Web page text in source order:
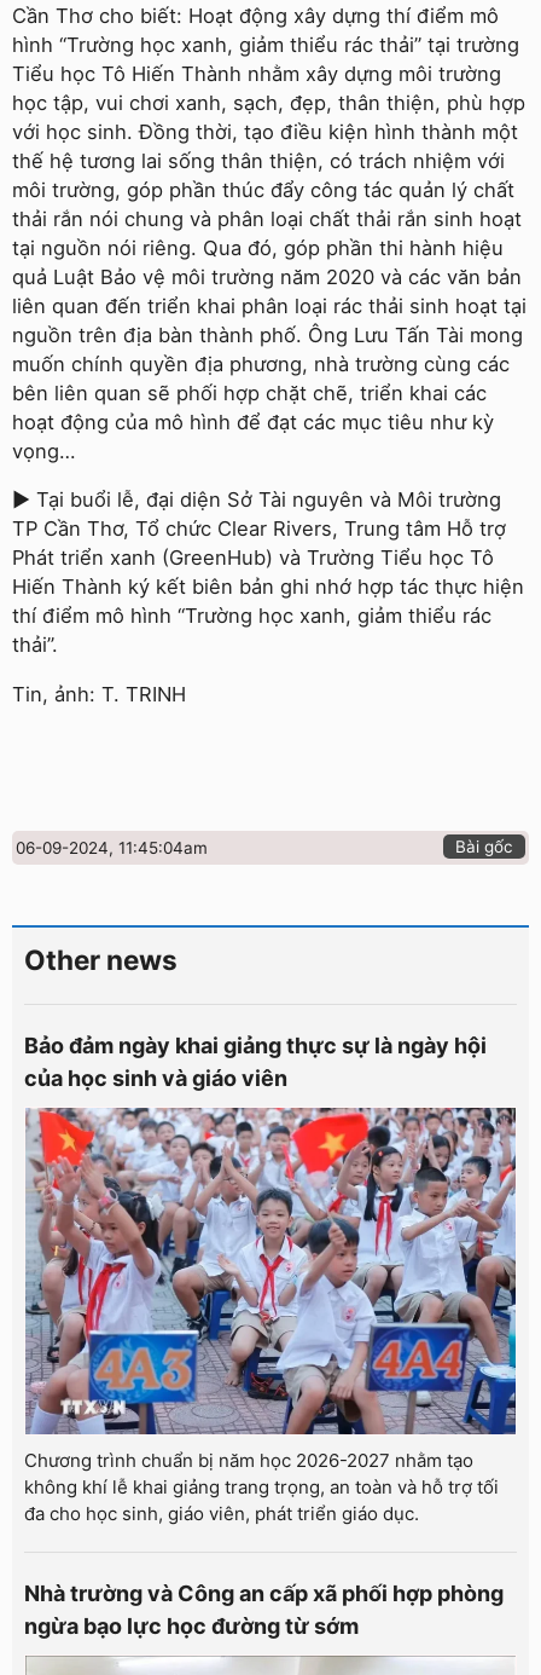
Cần Thơ cho biết: Hoạt động xây dựng thí điểm mô
hình “Trường học xanh, giảm thiểu rác thải” tại trường
Tiểu học Tô Hiến Thành nhằm xây dựng môi trường
học tập, vui chơi xanh, sạch, đẹp, thân thiện, phù hợp
với học sinh. Ðồng thời, tạo điều kiện hình thành một
thế hệ tương lai sống thân thiện, có trách nhiệm với
môi trường, góp phần thúc đẩy công tác quản lý chất
thải rắn nói chung và phân loại chất thải rắn sinh hoạt
tại nguồn nói riêng. Qua đó, góp phần thi hành hiệu
quả Luật Bảo vệ môi trường năm 2020 và các văn bản
liên quan đến triển khai phân loại rác thải sinh hoạt tại
nguồn trên địa bàn thành phố. Ông Lưu Tấn Tài mong
muốn chính quyền địa phương, nhà trường cùng các
bên liên quan sẽ phối hợp chặt chẽ, triển khai các
hoạt động của mô hình để đạt các mục tiêu như kỳ
vọng…
► Tại buổi lễ, đại diện Sở Tài nguyên và Môi trường
TP Cần Thơ, Tổ chức Clear Rivers, Trung tâm Hỗ trợ
Phát triển xanh (GreenHub) và Trường Tiểu học Tô
Hiến Thành ký kết biên bản ghi nhớ hợp tác thực hiện
thí điểm mô hình “Trường học xanh, giảm thiểu rác
thải”.
Tin, ảnh: T. TRINH
06-09-2024, 11:45:04am Bài gốc
Other news
Bảo đảm ngày khai giảng thực sự là ngày hội
của học sinh và giáo viên
Chương trình chuẩn bị năm học 2026-2027 nhằm tạo
không khí lễ khai giảng trang trọng, an toàn và hỗ trợ tối
đa cho học sinh, giáo viên, phát triển giáo dục.
Nhà trường và Công an cấp xã phối hợp phòng
ngừa bạo lực học đường từ sớm